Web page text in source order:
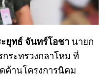
ยุทธ์ จันทร์โอชา นายก
ระทรวงกลาโหม ที่
ค้านโครงการนิคม